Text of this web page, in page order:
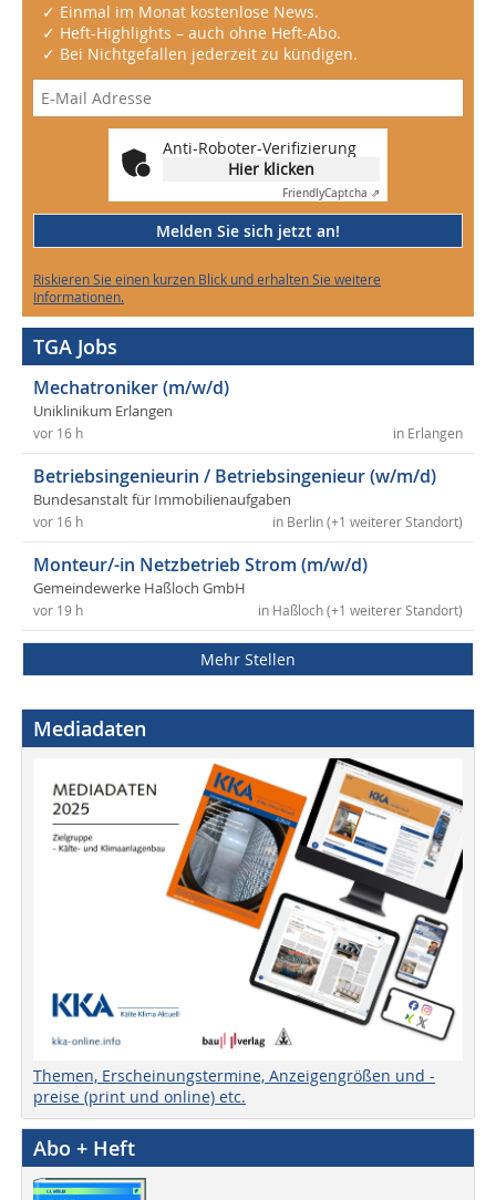
✓ Einmal im Monat kostenlose News.
✓ Heft-Highlights – auch ohne Heft-Abo.
✓ Bei Nichtgefallen jederzeit zu kündigen.
Anti-Roboter-Verifizierung
Hier klicken
FriendlyCaptcha ⇗
Melden Sie sich jetzt an!
Riskieren Sie einen kurzen Blick und erhalten Sie weitere
Informationen.
TGA Jobs
Mechatroniker (m/w/d)
Uniklinikum Erlangen
in Erlangen
vor 16 h
Betriebsingenieurin / Betriebsingenieur (w/m/d)
Bundesanstalt für Immobilienaufgaben
in Berlin (+1 weiterer Standort)
vor 16 h
Monteur/-in Netzbetrieb Strom (m/w/d)
Gemeindewerke Haßloch GmbH
in Haßloch (+1 weiterer Standort)
vor 19 h
Mehr Stellen
Mediadaten
Themen, Erscheinungstermine, Anzeigengrößen und -
preise (print und online) etc.
Abo + Heft